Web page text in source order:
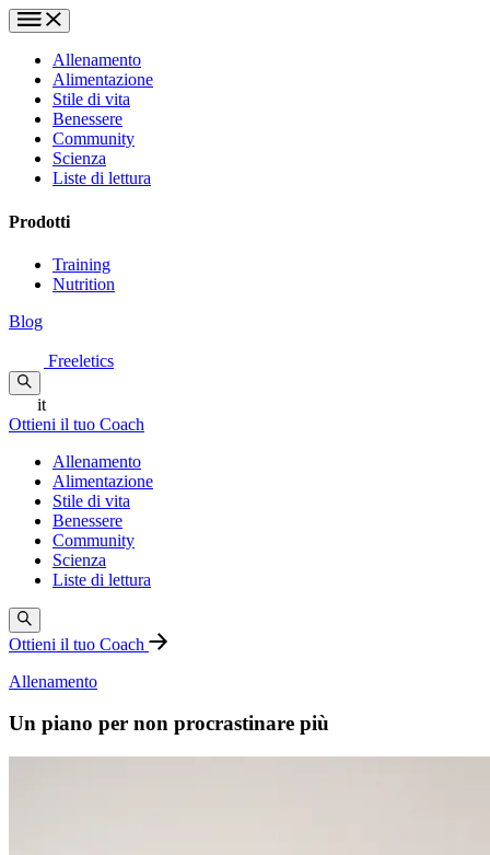
Allenamento
Alimentazione
Stile di vita
Benessere
Community
Scienza
Liste di lettura
Prodotti
Training
Nutrition
Blog
Freeletics
it
Ottieni il tuo Coach
Allenamento
Alimentazione
Stile di vita
Benessere
Community
Scienza
Liste di lettura
Ottieni il tuo Coach
Allenamento
Un piano per non procrastinare più